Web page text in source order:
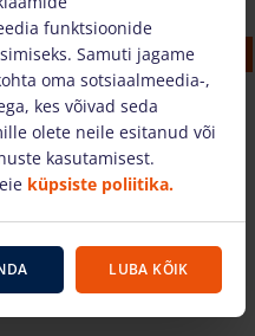
OR (11.96
€)
meid?
funktsioonide
Samuti jagame
oma sotsiaalmeedia-,
kes võivad seda
olete neile esitanud või
kasutamisest.
küpsiste poliitika.
LUBA KÕIK